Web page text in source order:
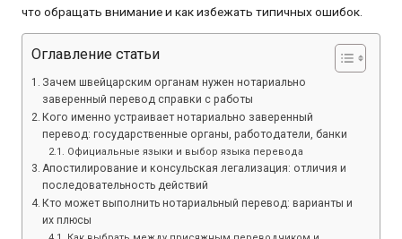
что обращать внимание и как избежать типичных ошибок.
Оглавление статьи
Зачем швейцарским органам нужен нотариально
заверенный перевод справки с работы
Кого именно устраивает нотариально заверенный
перевод: государственные органы, работодатели, банки
Официальные языки и выбор языка перевода
Апостилирование и консульская легализация: отличия и
последовательность действий
Кто может выполнить нотариальный перевод: варианты и
их плюсы